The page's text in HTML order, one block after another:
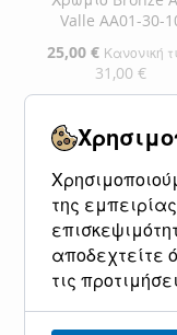
Valle AA01-30-
Ειδική
25,00 € Κανονική
31,00 €
Προσθήκη στο
ΣΤΗ
ΛΊΣΤΑ
ΓΙΑ
της
αποδεχτείτε
τις